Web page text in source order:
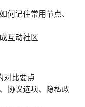
何记住常用节点、
互动社区
对比要点
协议选项、隐私政